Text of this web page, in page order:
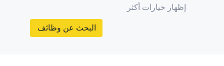
إظهار خيارات أكثر